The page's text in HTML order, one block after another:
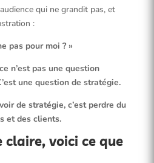
qui ne grandit pas, et
:
pas pour moi ? »
ce n’est pas une question
une question de stratégie.
de stratégie, c’est perdre du
et des clients.
claire, voici ce que